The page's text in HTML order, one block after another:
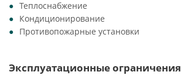
Теплоснабжение
Кондиционирование
Противопожарные установки
Эксплуатационные ограничения